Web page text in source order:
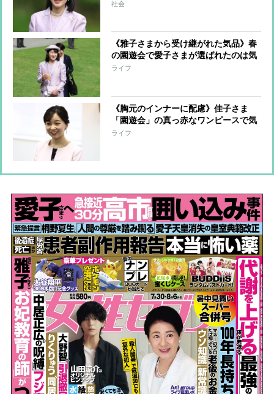
い関係」の東久邇家の“幼稚舎から慶
社会
《雅子さまから受け継がれた気品》春
の園遊会で愛子さまが選ばれたのは気
品漂う“ラベンダーカラー”のセットア
ライフ
《胸元のインナーに配慮》佳子さま
「園遊会」の真っ赤なワンピースで気
品あふれる“一工夫”、「いつもと違う
ライフ